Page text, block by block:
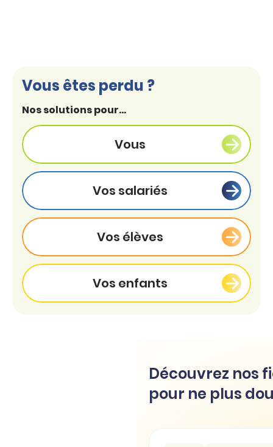
Vous êtes perdu ?
Nos solutions pour...
Vous
Vos salariés
Vos élèves
Vos enfants
Découvrez nos
pour ne plus